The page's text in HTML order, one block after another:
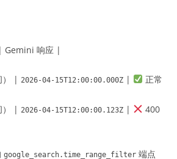
Gemini 响应 |
） | 2026-04-15T12:00:00.000Z |
正常
） | 2026-04-15T12:00:00.123Z |
400
google_search.time_range_filter 端点